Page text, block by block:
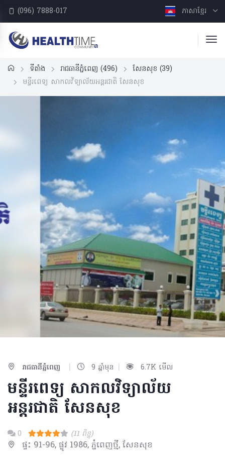
(096) 7888-017 ភាសាខ្មែរ
ទីតាំង រាជធានីភ្នំពេញ (496) សែនសុខ (39)
មន្ទីរពេទ្យ សាកលវិទ្យាល័យអន្តរជាតិ សែនសុខ
រាជធានីភ្នំពេញ | 9 ឆ្នាំមុន | 6.7K មើល
មន្ទីរពេទ្យ សាកលវិទ្យាល័យ
អន្តរជាតិ សែនសុខ
0 (11 ពិន្ទុ)
ផ្ទះ 91-96, ផ្លូវ 1986, ភ្នំពេញថ្មី, សែនសុខ